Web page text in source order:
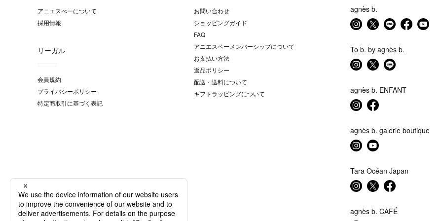
アニエスべーについて
採用情報
リーガル
会員規約
プライバシーポリシー
特定商取引に基づく表記
お問い合わせ
ショッピングガイド
FAQ
アニエスベーメンバーシップについて
お支払い方法
返品ポリシー
配送・送料について
ギフトラッピングについて
agnès b.
To b. by agnès b.
agnès b. ENFANT
agnès b. galerie boutique
Tara Océan Japan
agnès b. CAFÉ